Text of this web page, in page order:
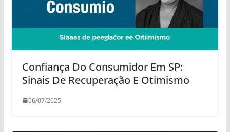
Confiança Do Consumidor Em SP:
Sinais De Recuperação E Otimismo
06/07/2025